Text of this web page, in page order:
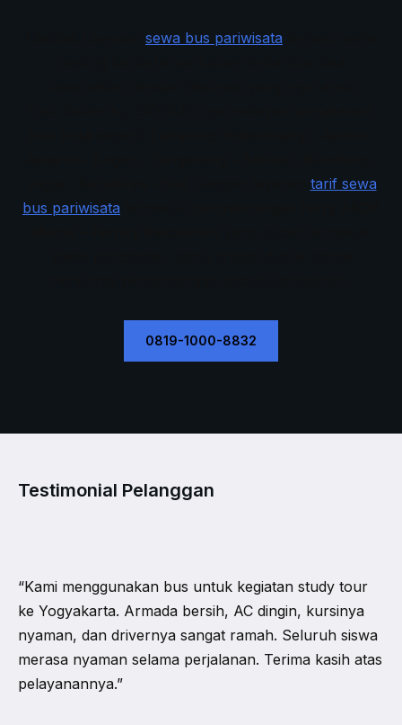
sewa bus pariwisata
tarif sewa
bus pariwisata
0819-1000-8832
Testimonial Pelanggan
“Kami menggunakan bus untuk kegiatan study tour
ke Yogyakarta. Armada bersih, AC dingin, kursinya
nyaman, dan drivernya sangat ramah. Seluruh siswa
merasa nyaman selama perjalanan. Terima kasih atas
pelayanannya.”